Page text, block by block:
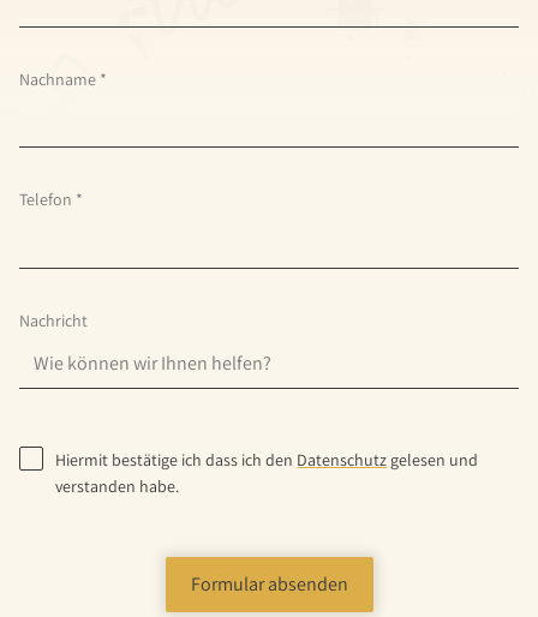
Nachname *
Telefon *
Nachricht
Hiermit bestätige ich dass ich den Datenschutz gelesen und
verstanden habe.
Formular absenden